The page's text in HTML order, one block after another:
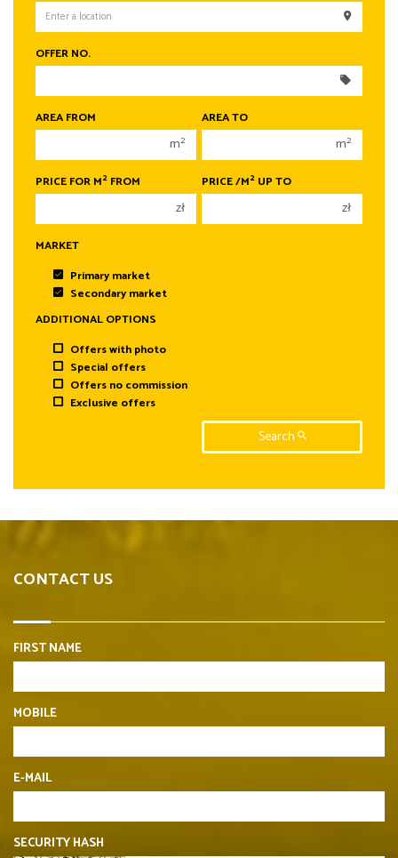
200 000 zł
250 000 zł
300 000 zł
400 000 zł
200 000 zł
250 000 zł
400 000 zł
OFFER NO.
AREA FROM
m2
AREA TO
m2
PRICE FOR M2 FROM
zł
PRICE /M2 UP TO
zł
MARKET
Primary market
Secondary market
ADDITIONAL OPTIONS
Offers with photo
Special offers
Offers no commission
Exclusive offers
Search
CONTACT US
FIRST NAME
MOBILE
E-MAIL
SECURITY HASH